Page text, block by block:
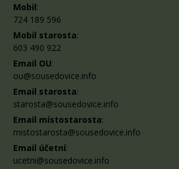
Mobil:
724 189 596
Mobil starosta:
603 490 922
Email OU:
ou@sousedovice.info
Email starosta:
starosta@sousedovice.info
Email místostarosta:
mistostarosta@sousedovice.info
Email účetní:
ucetni@sousedovice.info